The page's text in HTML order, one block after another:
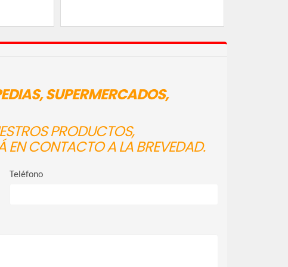
SUPERMERCADOS,
PRODUCTOS,
EN CONTACTO A LA BREVEDAD.
Teléfono